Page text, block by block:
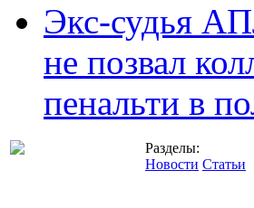
Экс-судья
не позвал
пенальти в
Разделы:
Новости Статьи